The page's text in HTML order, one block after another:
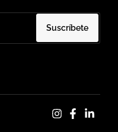
Suscríbete